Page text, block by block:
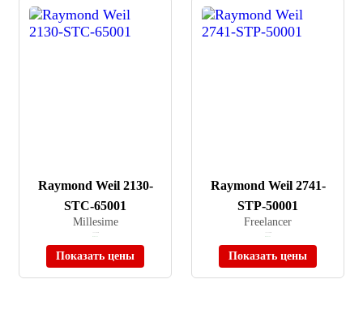
Raymond Weil 2130-
STC-65001
Millesime
Показать цены
Raymond Weil 2741-
STP-50001
Freelancer
Показать цены